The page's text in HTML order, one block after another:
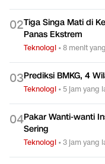
02Tiga Singa Mati di
Panas Ekstrem
Teknologi •8 menit
03Prediksi BMKG, 4
Teknologi • 5 jam yang
04Pakar Wanti-wanti
Sering
Teknologi •3 jam yang